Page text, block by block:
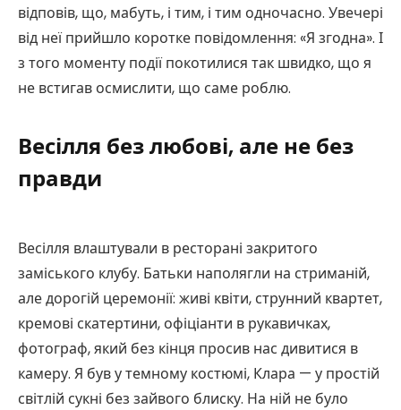
відповів, що, мабуть, і тим, і тим одночасно. Увечері
від неї прийшло коротке повідомлення: «Я згодна». І
з того моменту події покотилися так швидко, що я
не встигав осмислити, що саме роблю.
Весілля без любові, але не без
правди
Весілля влаштували в ресторані закритого
заміського клубу. Батьки наполягли на стриманій,
але дорогій церемонії: живі квіти, струнний квартет,
кремові скатертини, офіціанти в рукавичках,
фотограф, який без кінця просив нас дивитися в
камеру. Я був у темному костюмі, Клара — у простій
світлій сукні без зайвого блиску. На ній не було